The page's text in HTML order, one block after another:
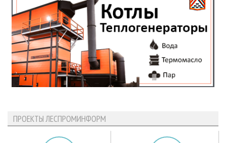
ПРОЕКТЫ ЛЕСПРОМИНФОРМ